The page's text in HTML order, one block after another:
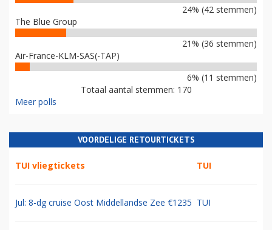
24% (42 stemmen)
The Blue Group
21% (36 stemmen)
Air-France-KLM-SAS(-TAP)
6% (11 stemmen)
Totaal aantal stemmen: 170
Meer polls
VOORDELIGE RETOURTICKETS
TUI vliegtickets TUI
Jul: 8-dg cruise Oost Middellandse Zee €1235 TUI